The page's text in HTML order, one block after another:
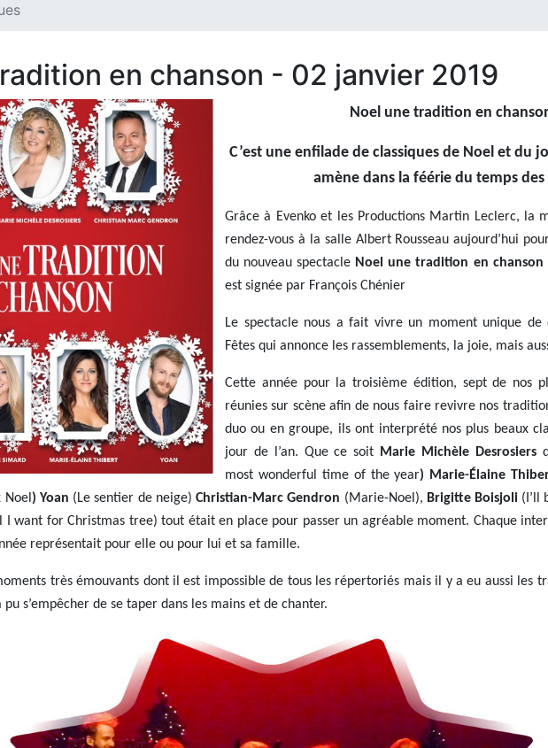
en chanson - 02 janvier 2019
Noel une tradition en
C’est une enfilade de classiques de Noel et du
amène dans la féérie du temps des
Grâce à Evenko et les Productions Martin Leclerc, la
rendez-vous à la salle Albert Rousseau aujourd’hui
du nouveau spectacle Noel une tradition en chanson
est signée par François Chénier
Le spectacle nous a fait vivre un moment unique de
Fêtes qui annonce les rassemblements, la joie, mais
Cette année pour la troisième édition, sept de nos
réunies sur scène afin de nous faire revivre nos
duo ou en groupe, ils ont interprété nos plus beaux
jour de l’an. Que ce soit
Marie Michèle Desrosiers
most wonderful time of the year) Marie-Élaine
Noel ) Yoan (Le sentier de neige)Christian-Marc Gendron (Marie-Noel), Brigitte Boisjoli(I’ll
I want for Christmas tree) tout était en place pour passer un agréable moment. Chaque
représentait pour elle ou pour lui et sa famille.
très émouvants dont il est impossible de tous les répertoriés mais il y a eu aussi les
s’empêcher de se taper dans les mains et de chanter.